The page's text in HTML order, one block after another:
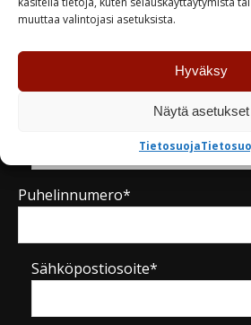
muuttaa valintojasi asetuksista.
Hyväksy
Näytä asetukset
Tietosuoja
Nimi*
Puhelinnumero*
Sähköpostiosoite*